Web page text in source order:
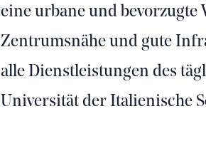
eine urbane und
Zentrumsnähe und gute
alle Dienstleistungen des
Universität der Italienische